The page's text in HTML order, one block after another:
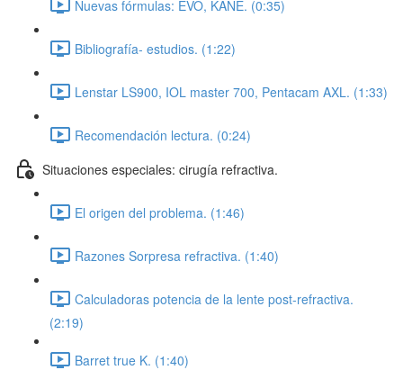
Nuevas fórmulas: EVO, KANE. (0:35)
Bibliografía- estudios. (1:22)
Lenstar LS900, IOL master 700, Pentacam AXL. (1:33)
Recomendación lectura. (0:24)
Situaciones especiales: cirugía refractiva.
El origen del problema. (1:46)
Razones Sorpresa refractiva. (1:40)
Calculadoras potencia de la lente post-refractiva.
(2:19)
Barret true K. (1:40)